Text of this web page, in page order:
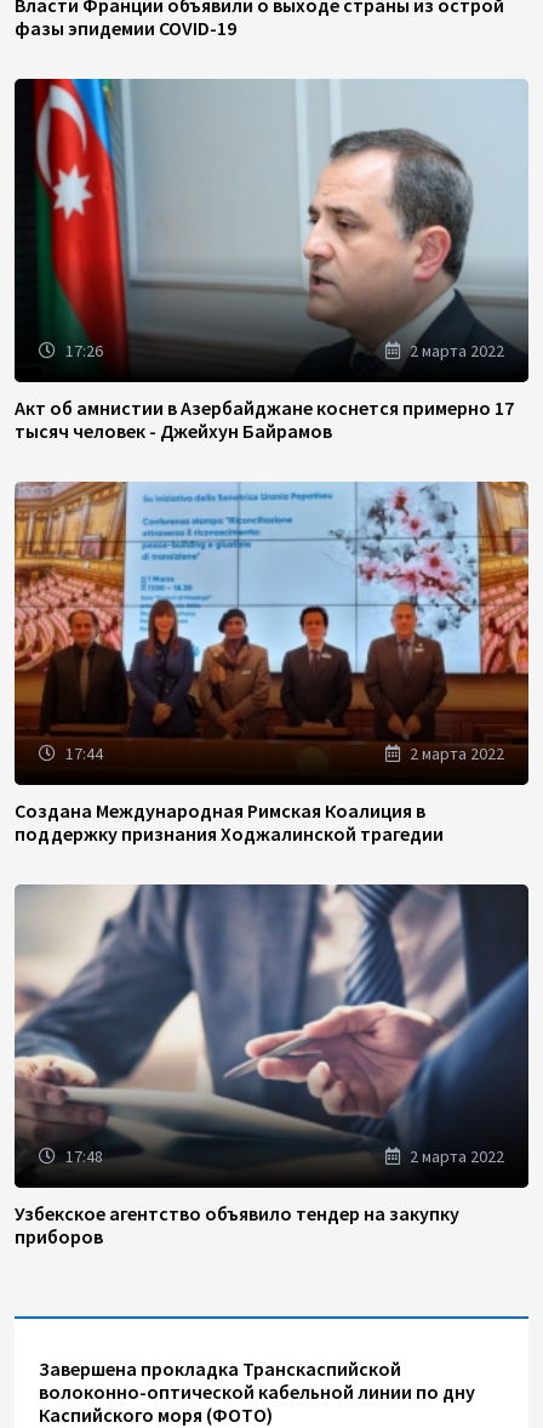
фазы эпидемии COVID-19
17:26 2 марта 2022
Акт об амнистии в Азербайджане коснется примерно 17
тысяч человек - Джейхун Байрамов
17:44 2 марта 2022
Создана Международная Римская Коалиция в
поддержку признания Ходжалинской трагедии
17:48 2 марта 2022
Узбекское агентство объявило тендер на закупку
приборов
Завершена прокладка Транскаспийской
волоконно-оптической кабельной линии по дну
Каспийского моря (ФОТО)